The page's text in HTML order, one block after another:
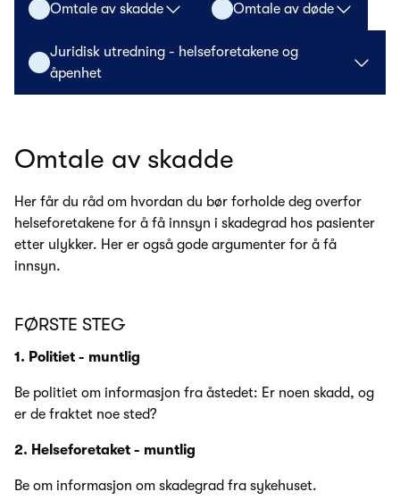
Omtale av skadde Omtale av døde
Juridisk utredning - helseforetakene og
åpenhet
Omtale av skadde
Her får du råd om hvordan du bør forholde deg overfor
helseforetakene for å få innsyn i skadegrad hos pasienter
etter ulykker. Her er også gode argumenter for å få
innsyn.
FØRSTE STEG
1. Politiet - muntlig
Be politiet om informasjon fra åstedet: Er noen skadd, og
er de fraktet noe sted?
2. Helseforetaket - muntlig
Be om informasjon om skadegrad fra sykehuset.